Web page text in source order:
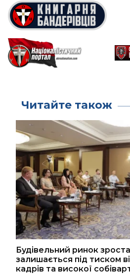
Читайте також
Будівельний ринок
залишається під тиском
кадрів та високої